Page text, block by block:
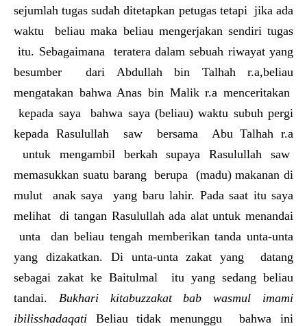
sejumlah tugas sudah ditetapkan petugas tetapi jika ada
waktu beliau maka beliau mengerjakan sendiri tugas
itu. Sebagaimana teratera dalam sebuah riwayat yang
besumber dari Abdullah bin Talhah r.a,beliau
mengatakan bahwa Anas bin Malik r.a menceritakan
kepada saya bahwa saya (beliau) waktu subuh pergi
kepada Rasulullah saw bersama Abu Talhah r.a
untuk mengambil berkah supaya Rasulullah saw
memasukkan suatu barang berupa (madu) makanan di
mulut anak saya yang baru lahir. Pada saat itu saya
melihat di tangan Rasulullah ada alat untuk menandai
unta dan beliau tengah memberikan tanda unta-unta
yang dizakatkan. Di unta-unta zakat yang datang
sebagai zakat ke Baitulmal itu yang sedang beliau
tandai. Bukhari kitabuzzakat bab wasmul imami
ibilisshadaqati Beliau tidak menunggu bahwa ini